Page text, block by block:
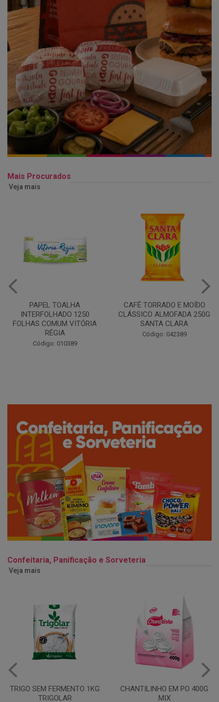
Mais Procurados
Veja mais
CAFÉ TORRADO E MOÍDO
CLÁSSICO ALMOFADA 250G
SANTA CLARA
Código: 042389
Copo Plástico Branco 180ml
Pacote c/100 - Cristalcopo
Código: 031413
Confeitaria, Panificação e Sorveteria
Veja mais
TRIGO SEM FERMENTO 1KG
TRIGOLAR
CHANTILINHO EM PO 400G
MIX